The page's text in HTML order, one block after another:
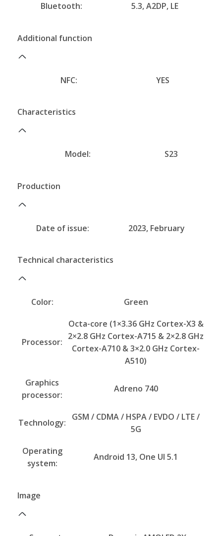
Bluetooth: 5.3, A2DP, LE
Additional function
NFC: YES
Characteristics
Model: S23
Production
Date of issue: 2023, February
Technical characteristics
Color: Green
Processor:
Octa-core (1×3.36 GHz Cortex-X3 &
2×2.8 GHz Cortex-A715 & 2×2.8 GHz
Cortex-A710 & 3×2.0 GHz Cortex-
A510)
Graphics
processor:
Adreno 740
Technology:
GSM / CDMA / HSPA / EVDO / LTE /
5G
Operating
system:
Android 13, One UI 5.1
Image